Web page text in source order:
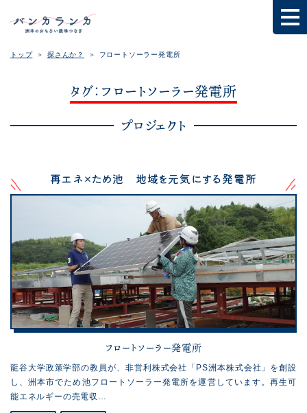
トップ 探さんか？ フロートソーラー発電所
タグ：フロートソーラー発電所
プロジェクト
再エネ×ため池 地域を元気にする発電所
フロートソーラー発電所
龍谷大学政策学部の教員が、非営利株式会社「PS洲本株式会社」を創設
し、洲本市でため池フロートソーラー発電所を運営しています。再生可
能エネルギーの売電収…